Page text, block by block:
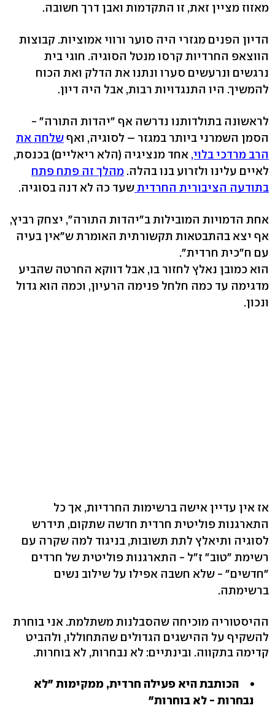
מאזוז מציין זאת, זו התקדמות ואבן דרך חשובה.
הדיון הפנים מגזרי היה סוער ורווי אמוציות. קבוצות
הווצאפ החרדיות קרסו מנטל הסוגיה. חוגי בית
נרגשים ונרעשים סערו ונתנו את הדלק ואת הכוח
להמשיך. היו התנגדויות רבות, אבל היה דיון.
לראשונה בתולדותנו נדרשה אף "יהדות התורה" -
הסמן השמרני ביותר במגזר – לסוגיה, ואףשלחה את
הרב מרדכי בלוי, אחד מנציגיה (הלא ריאליים) בכנסת,
לאיים עלינו ולזרוע בנו בהלה. מהלך זה פתח פתח
בתודעה הציבורית החרדיתשעד כה לא דנה בסוגיה.
אחת הדמויות המובילות ב"יהדות התורה", יצחק רביץ,
אף יצא בהתבטאות תקשורתית האומרת ש"אין בעיה
עם ח"כית חרדית".
הוא כמובן נאלץ לחזור בו, אבל דווקא החרטה שהביע
מדגימה עד כמה חלחל פנימה הרעיון, וכמה הוא גדול
ונכון.
אז אין עדיין אישה ברשימות החרדיות, אך כל
התארגנות פוליטית חרדית חדשה שתקום, תידרש
לסוגיה ותיאלץ לתת תשובות, בניגוד למה שקרה עם
רשימת "טוב" ז"ל - התארגנות פוליטית של חרדים
"חדשים" - שלא חשבה אפילו על שילוב נשים
ברשימתה.
ההיסטוריה מוכיחה שהסבלנות משתלמת. אני בוחרת
להשקיף על ההישגים הגדולים שהתחוללו, ולהביט
קדימה בתקווה. ובינתיים: לא נבחרות, לא בוחרות.
הכותבת היא פעילה חרדית, ממקימות "לא
נבחרות - לא בוחרות"